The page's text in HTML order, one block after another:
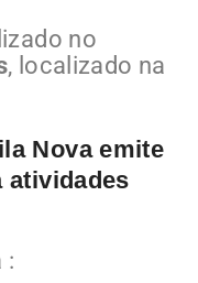
no
, localizado na
Nova emite
atividades
: